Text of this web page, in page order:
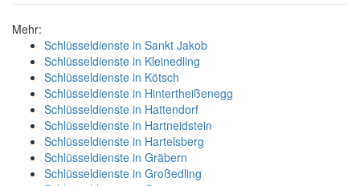
Mehr:
Schlüsseldienste in Sankt Jakob
Schlüsseldienste in Kleinedling
Schlüsseldienste in Kötsch
Schlüsseldienste in Hintertheißenegg
Schlüsseldienste in Hattendorf
Schlüsseldienste in Hartneidstein
Schlüsseldienste in Hartelsberg
Schlüsseldienste in Gräbern
Schlüsseldienste in Großedling